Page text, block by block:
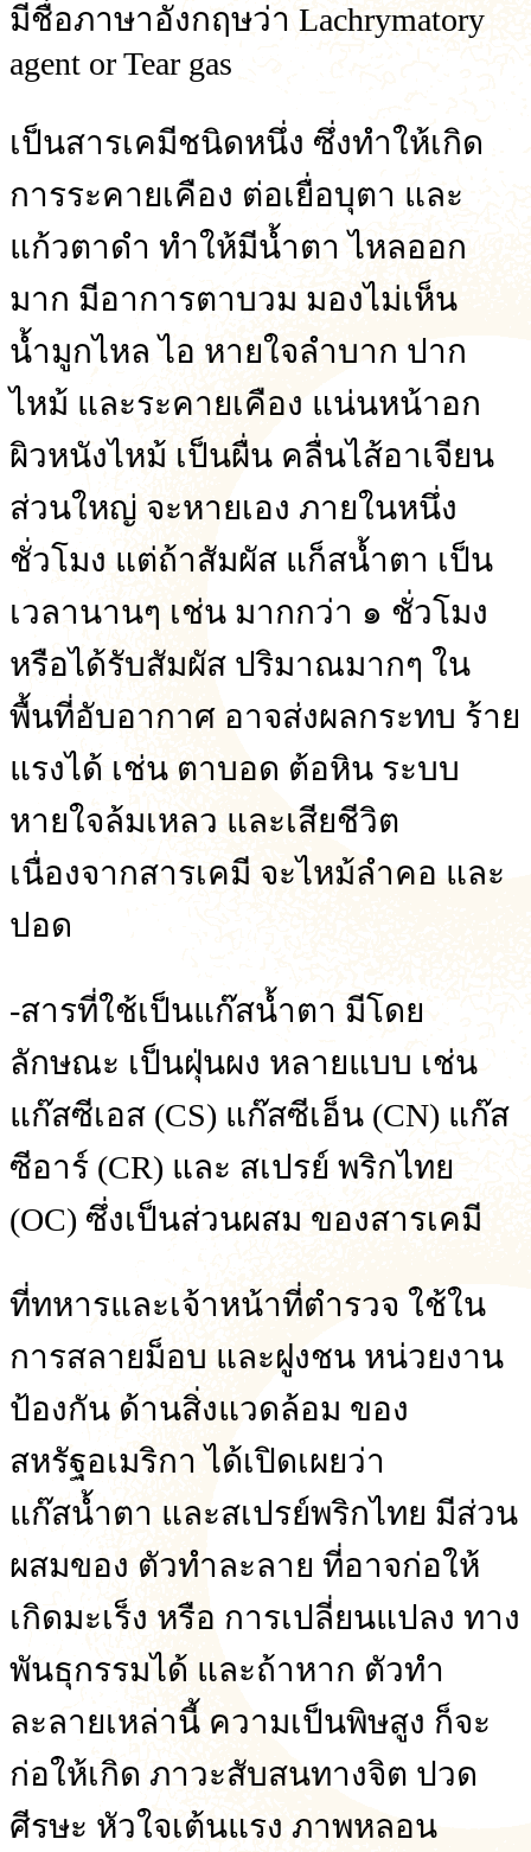
มีชื่อภาษาอังกฤษว่า Lachrymatory
agent or Tear gas
เป็นสารเคมีชนิดหนึ่ง ซึ่งทำให้เกิด
การระคายเคือง ต่อเยื่อบุตา และ
แก้วตาดำ ทำให้มีน้ำตา ไหลออก
มาก มีอาการตาบวม มองไม่เห็น
น้ำมูกไหล ไอ หายใจลำบาก ปาก
ไหม้ และระคายเคือง แน่นหน้าอก
ผิวหนังไหม้ เป็นผื่น คลื่นไส้อาเจียน
ส่วนใหญ่ จะหายเอง ภายในหนึ่ง
ชั่วโมง แต่ถ้าสัมผัส แก็สน้ำตา เป็น
เวลานานๆ เช่น มากกว่า ๑ ชั่วโมง
หรือได้รับสัมผัส ปริมาณมากๆ ใน
พื้นที่อับอากาศ อาจส่งผลกระทบ ร้าย
แรงได้ เช่น ตาบอด ต้อหิน ระบบ
หายใจล้มเหลว และเสียชีวิต
เนื่องจากสารเคมี จะไหม้ลำคอ และ
ปอด
-สารที่ใช้เป็นแก๊สน้ำตา มีโดย
ลักษณะ เป็นฝุ่นผง หลายแบบ เช่น
แก๊สซีเอส (CS) แก๊สซีเอ็น (CN) แก๊ส
ซีอาร์ (CR) และ สเปรย์ พริกไทย
(OC) ซึ่งเป็นส่วนผสม ของสารเคมี
ที่ทหารและเจ้าหน้าที่ตำรวจ ใช้ใน
การสลายม็อบ และฝูงชน หน่วยงาน
ป้องกัน ด้านสิ่งแวดล้อม ของ
สหรัฐอเมริกา ได้เปิดเผยว่า
แก๊สน้ำตา และสเปรย์พริกไทย มีส่วน
ผสมของ ตัวทำละลาย ที่อาจก่อให้
เกิดมะเร็ง หรือ การเปลี่ยนแปลง ทาง
พันธุกรรมได้ และถ้าหาก ตัวทำ
ละลายเหล่านี้ ความเป็นพิษสูง ก็จะ
ก่อให้เกิด ภาวะสับสนทางจิต ปวด
ศีรษะ หัวใจเต้นแรง ภาพหลอน